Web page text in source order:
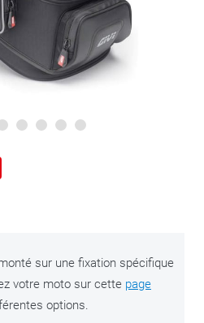
sur une fixation spécifique
votre moto sur cette page
options.